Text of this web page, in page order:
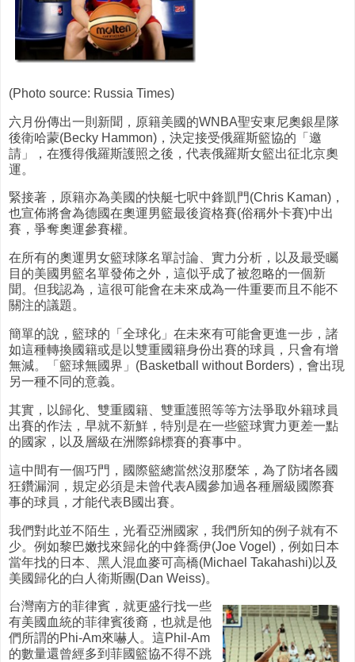
(Photo source: Russia Times)
六月份傳出一則新聞，原籍美國的WNBA聖安東尼奧銀星隊
後衛哈蒙(Becky Hammon)，決定接受俄羅斯籃協的「邀
請」，在獲得俄羅斯護照之後，代表俄羅斯女籃出征北京奧
運。
緊接著，原籍亦為美國的快艇七呎中鋒凱門(Chris Kaman)，
也宣佈將會為德國在奧運男籃最後資格賽(俗稱外卡賽)中出
賽，爭奪奧運參賽權。
在所有的奧運男女籃球隊名單討論、實力分析，以及最受矚
目的美國男籃名單發佈之外，這似乎成了被忽略的一個新
聞。但我認為，這很可能會在未來成為一件重要而且不能不
關注的議題。
簡單的說，籃球的「全球化」在未來有可能會更進一步，諸
如這種轉換國籍或是以雙重國籍身份出賽的球員，只會有增
無減。「籃球無國界」(Basketball without Borders)，會出現
另一種不同的意義。
其實，以歸化、雙重國籍、雙重護照等等方法爭取外籍球員
出賽的作法，早就不新鮮，特別是在一些籃球實力更差一點
的國家，以及層級在洲際錦標賽的賽事中。
這中間有一個巧門，國際籃總當然沒那麼笨，為了防堵各國
狂鑽漏洞，規定必須是未曾代表A國參加過各種層級國際賽
事的球員，才能代表B國出賽。
我們對此並不陌生，光看亞洲國家，我們所知的例子就有不
少。例如黎巴嫩找來歸化的中鋒喬伊(Joe Vogel)，例如日本
當年找的日本、黑人混血麥可高橋(Michael Takahashi)以及
美國歸化的白人衛斯團(Dan Weiss)。
台灣南方的菲律賓，就更盛行找一些
有美國血統的菲律賓後裔，也就是他
們所謂的Phi-Am來嚇人。這Phil-Am
的數量還曾經多到菲國籃協不得不跳